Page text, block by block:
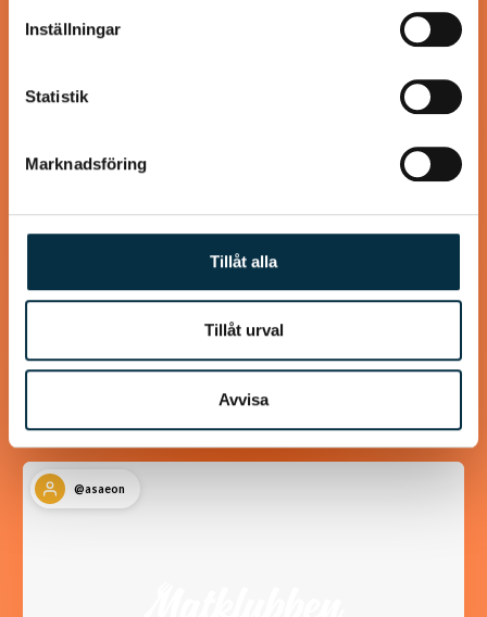
information som du har tillhandahållit eller som de har
samlat in när du har använt deras tjänster.
Inställningar
Statistik
Marknadsföring
Tillåt alla
Tillåt urval
Avvisa
Kanel- och sojastekta
kycklingsköttbullar
Lika goda som ”Mammas” köttbullar
@asaeon